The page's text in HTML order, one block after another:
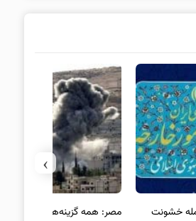
مصر: همه گزینه‌ها از جمله راه‌حل
›